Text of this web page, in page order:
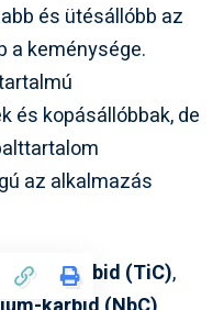
és ütésállóbb az
a keménysége.
és kopásállóbbak, de
az alkalmazás
titán-karbid (TiC),